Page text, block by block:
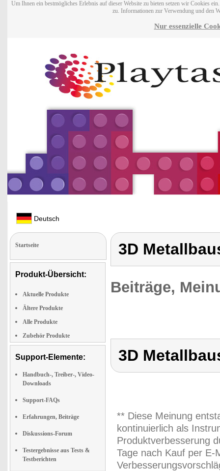
Um Ihnen ein bestmögliches Erlebnis auf dieser Website zu bieten setzen wir Cookies
zu. Informationen zur Verwendung und den
Nur essenzielle
Deutsch
Startseite
Produkt-Übersicht:
Aktuelle Produkte
Ältere Produkte
Alle Produkte
Zubehör Produkte
Support-Elemente:
Handbuch-, Treiber-, Video-
Downloads
Support-FAQs
Erfahrungen, Beiträge
Diskussions-Forum
Testergebnisse aus Tests &
Testberichten
3D
Beiträge,
3D
** Diese Meinung
kontinuierlich als
Produktverbesserung
Tage nach Kauf per E-